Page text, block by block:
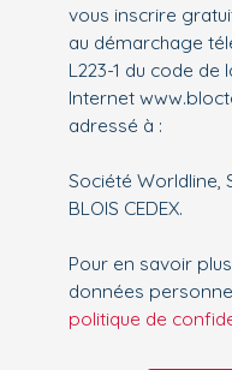
vous inscrire
au démarchage
L223-1 du code
Internet
adressé à :
Société Worldline,
BLOIS CEDEX.
Pour en savoir
données
politique de